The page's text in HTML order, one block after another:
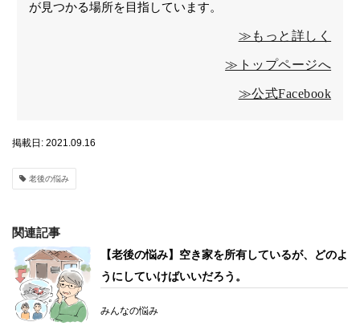
が見つかる場所を目指しています。
≫もっと詳しく
≫トップページへ
≫公式Facebook
掲載日: 2021.09.16
老後の悩み
関連記事
【老後の悩み】空き家を所有しているが、どのよ
うにしていけばいいだろう。
みんなの悩み